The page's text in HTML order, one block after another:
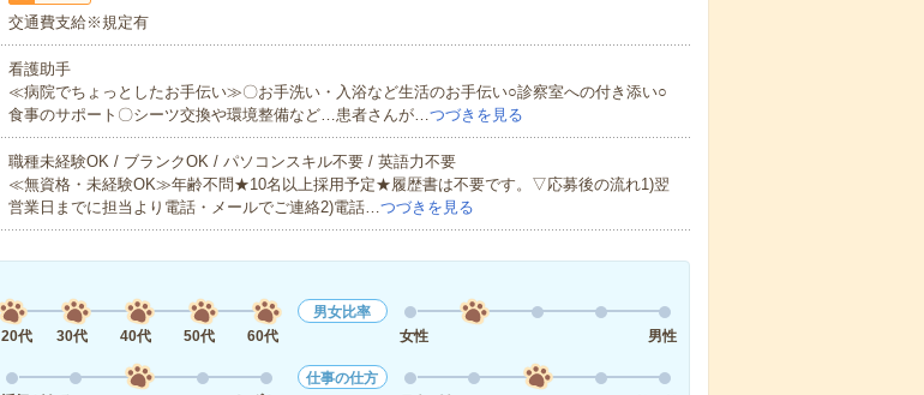
交通費支給※規定有
看護助手
≪病院でちょっとしたお手伝い≫〇お手洗い・入浴など生活のお手伝い○診察室への付き添い○
食事のサポート〇シーツ交換や環境整備など…患者さんが…つづきを見る
職種未経験OK / ブランクOK / パソコンスキル不要 / 英語力不要
≪無資格・未経験OK≫年齢不問★10名以上採用予定★履歴書は不要です。▽応募後の流れ1)翌
営業日までに担当より電話・メールでご連絡2)電話…つづきを見る
20代
30代 40代 50代 60代
男女比率
女性
男性
仕事の仕方